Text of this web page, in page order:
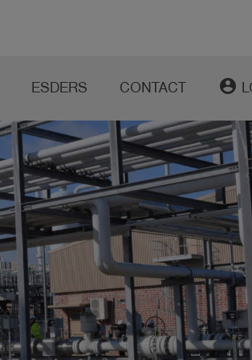
ESDERS CONTACT account_circle